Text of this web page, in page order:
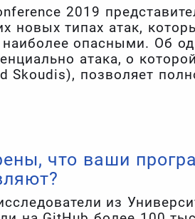
2019
новых типах атак,
наиболее опасными. Об
атака, о
Skoudis), позволяет
и для этого даже не
достаточно
что ваши
из